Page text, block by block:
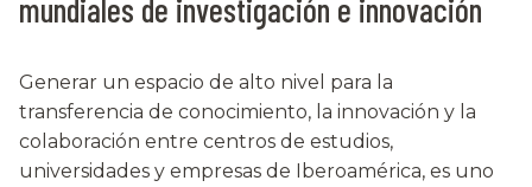
mundiales de investigación e innovación
Generar un espacio de alto nivel para la
transferencia de conocimiento, la innovación y la
colaboración entre centros de estudios,
universidades y empresas de Iberoamérica, es uno